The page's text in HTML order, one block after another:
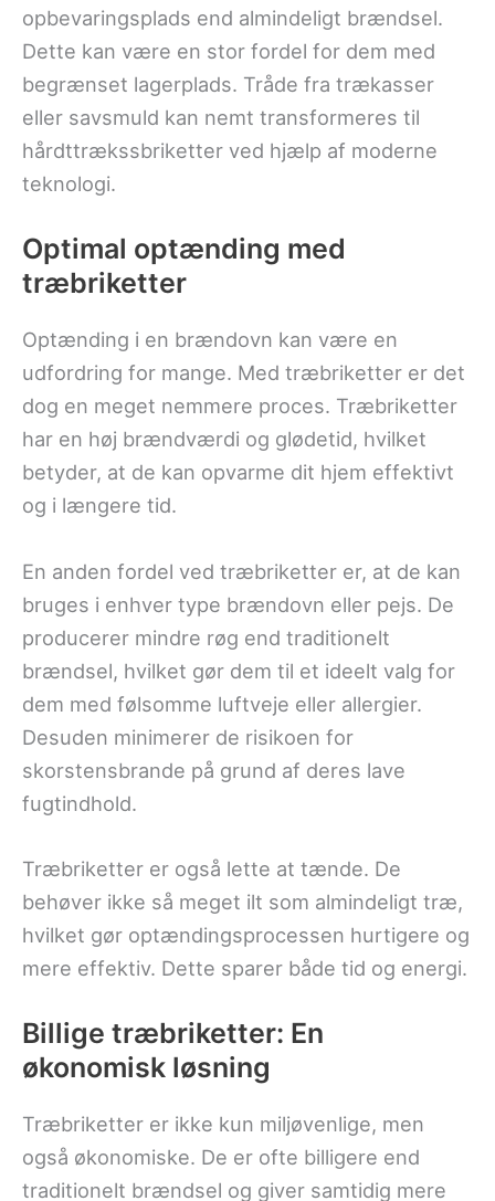
opbevaringsplads end almindeligt brændsel.
Dette kan være en stor fordel for dem med
begrænset lagerplads. Tråde fra trækasser
eller savsmuld kan nemt transformeres til
hårdttrækssbriketter ved hjælp af moderne
teknologi.
Optimal optænding med
træbriketter
Optænding i en brændovn kan være en
udfordring for mange. Med træbriketter er det
dog en meget nemmere proces. Træbriketter
har en høj brændværdi og glødetid, hvilket
betyder, at de kan opvarme dit hjem effektivt
og i længere tid.
En anden fordel ved træbriketter er, at de kan
bruges i enhver type brændovn eller pejs. De
producerer mindre røg end traditionelt
brændsel, hvilket gør dem til et ideelt valg for
dem med følsomme luftveje eller allergier.
Desuden minimerer de risikoen for
skorstensbrande på grund af deres lave
fugtindhold.
Træbriketter er også lette at tænde. De
behøver ikke så meget ilt som almindeligt træ,
hvilket gør optændingsprocessen hurtigere og
mere effektiv. Dette sparer både tid og energi.
Billige træbriketter: En
økonomisk løsning
Træbriketter er ikke kun miljøvenlige, men
også økonomiske. De er ofte billigere end
traditionelt brændsel og giver samtidig mere